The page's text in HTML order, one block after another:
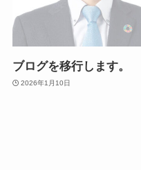
ブログを移行します。
2026年1月10日